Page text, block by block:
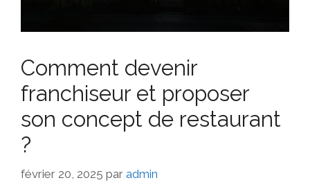
Comment devenir
franchiseur et proposer
son concept de restaurant
?
février 20, 2025 par admin